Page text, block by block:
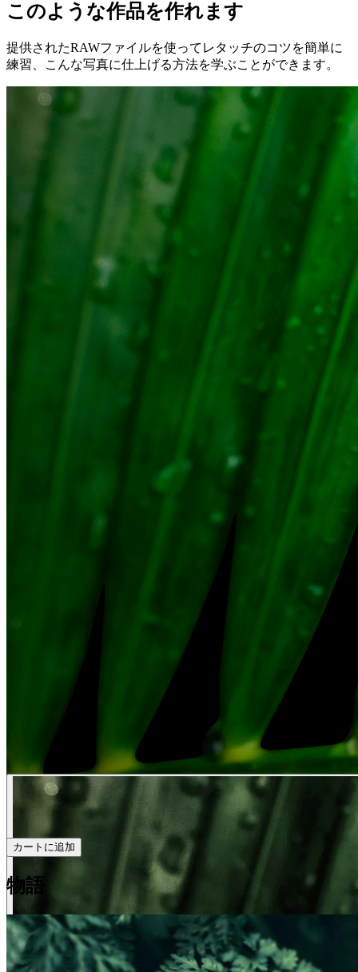
このような作品を作れます
提供されたRAWファイルを使ってレタッチのコツを簡単に
練習、こんな写真に仕上げる方法を学ぶことができます。
カートに追加
物語